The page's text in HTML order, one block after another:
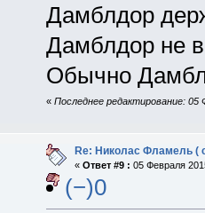
Дамблдор
Дамблдор не
Обычно
« Последнее редактирование: 05
Re: Николас Фламель (
« Ответ #9 : 05 Февраля
(−)0